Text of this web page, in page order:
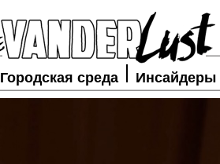
Городская среда Инсайдеры